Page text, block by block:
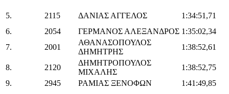
5. 2115 ΔΑΝΙΑΣ ΑΓΓΕΛΟΣ
1:34:51,71
6.
2054 ΓΕΡΜΑΝΟΣ ΑΛΕΞΑΝΔΡΟΣ 1:35:02,34
7.
2001
ΑΘΑΝΑΣΟΠΟΥΛΟΣ
ΔΗΜΗΤΡΗΣ
1:38:52,61
8. 2120
ΔΗΜΗΤΡΟΠΟΥΛΟΣ
ΜΙΧΑΛΗΣ
1:38:52,75
9.
2945 ΡΑΜΙΑΣ ΞΕΝΟΦΩΝ
1:41:49,85